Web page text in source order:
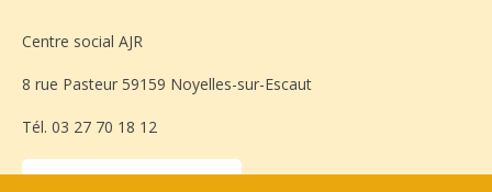
Centre social AJR
8 rue Pasteur 59159 Noyelles-sur-Escaut
Tél. 03 27 70 18 12
Laissez-nous un message